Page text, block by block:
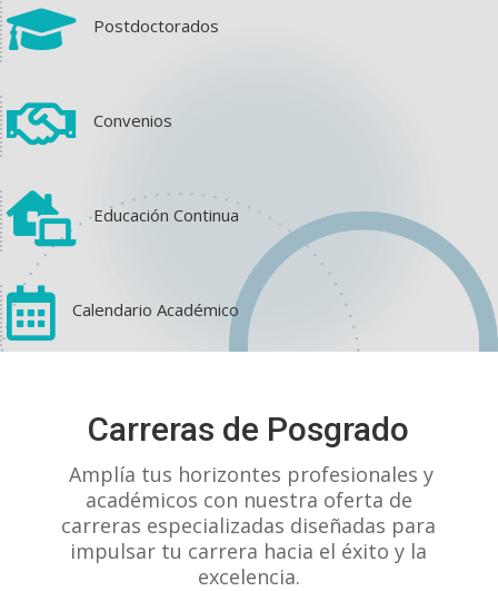
1 0
 Postdoctorados
 Convenios
 Educación Continua
 Calendario Académico
Carreras de Posgrado
Amplía tus horizontes profesionales y
académicos con nuestra oferta de
carreras especializadas diseñadas para
impulsar tu carrera hacia el éxito y la
excelencia.